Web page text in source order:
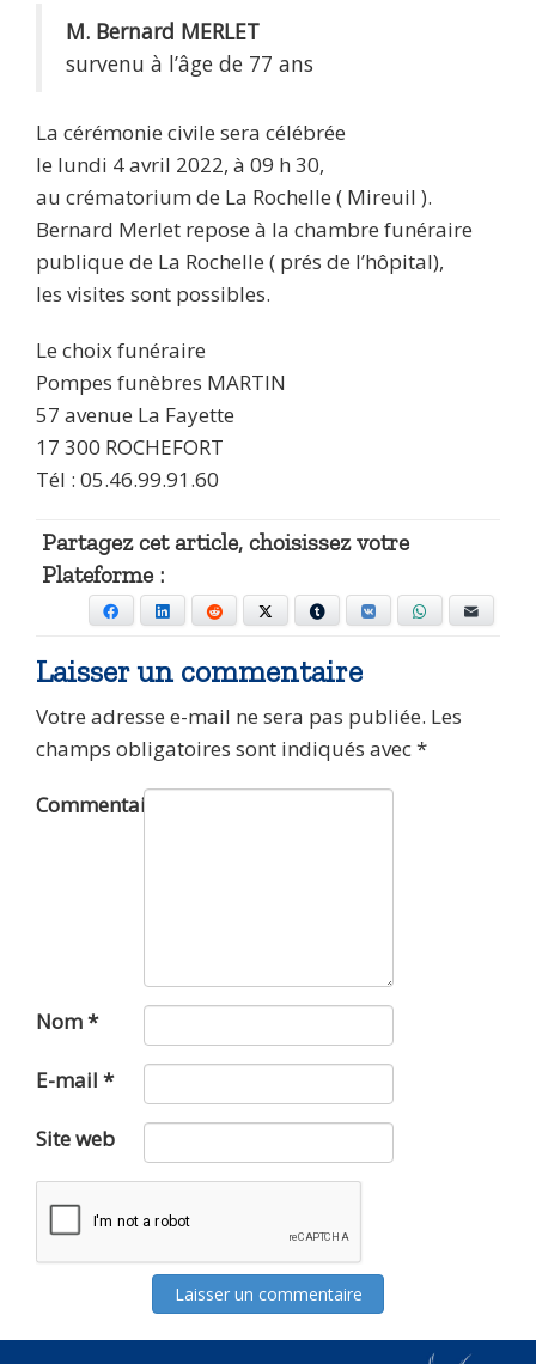
M. Bernard MERLET
survenu à l’âge de 77 ans
La cérémonie civile sera célébrée
le lundi 4 avril 2022, à 09 h 30,
au crématorium de La Rochelle ( Mireuil ).
Bernard Merlet repose à la chambre funéraire
publique de La Rochelle ( prés de l’hôpital),
les visites sont possibles.
Le choix funéraire
Pompes funèbres MARTIN
57 avenue La Fayette
17 300 ROCHEFORT
Tél : 05.46.99.91.60
Partagez cet article, choisissez votre
Plateforme :
Facebook LinkedIn Reddit Tumblr VKontakte WhatsApp
Laisser un commentaire
Votre adresse e-mail ne sera pas publiée. Les
champs obligatoires sont indiqués avec*
Commentaire
Nom*
E-mail *
Site web